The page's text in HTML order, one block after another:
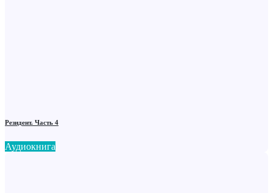
Резидент. Часть 4
Аудиокнига